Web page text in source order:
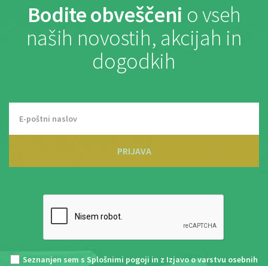
Bodite obveščeni o vseh
naših novostih, akcijah in
dogodkih
PRIJAVA
Seznanjen sem s Splošnimi pogoji in z Izjavo o varstvu osebnih